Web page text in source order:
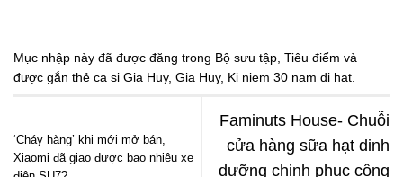
Mục nhập này đã được đăng trong Bộ sưu tập Tiêu điểm và
được gắn thẻ ca si Gia Huy, Gia Huy, Ki niem 30 nam di hat
‘Cháy hàng’ khi mới mở bán,
Xiaomi đã giao được bao nhiêu xe
Faminuts House- Chuỗi
cửa hàng sữa hạt dinh
dưỡng chinh phục cộng